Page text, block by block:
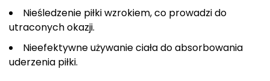
Nieśledzenie piłki wzrokiem, co prowadzi do
utraconych okazji.
Nieefektywne używanie ciała do absorbowania
uderzenia piłki.